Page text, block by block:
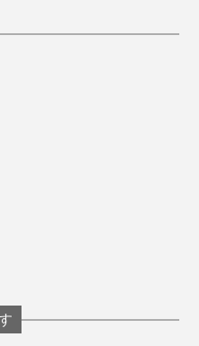
grass」。レモンを感じる
気分転換したい時にぴっ
豆ロウ「ソイワックス」
い、燃焼時に有害な物質
言われています。